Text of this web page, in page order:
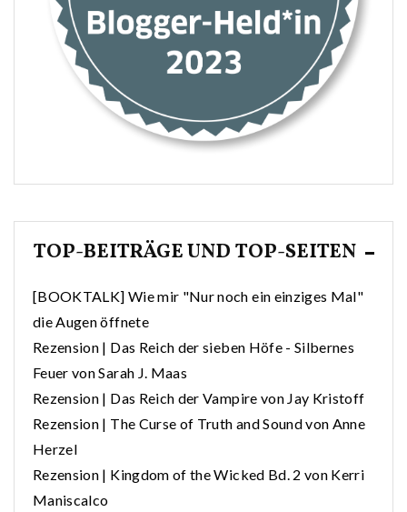
TOP-BEITRÄGE UND TOP-SEITEN
[BOOKTALK] Wie mir "Nur noch ein einziges Mal"
die Augen öffnete
Rezension | Das Reich der sieben Höfe - Silbernes
Feuer von Sarah J. Maas
Rezension | Das Reich der Vampire von Jay Kristoff
Rezension | The Curse of Truth and Sound von Anne
Herzel
Rezension | Kingdom of the Wicked Bd. 2 von Kerri
Maniscalco